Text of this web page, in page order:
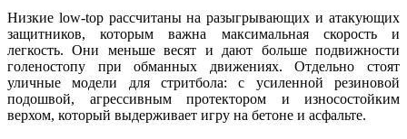
Низкие low-top рассчитаны на разыгрывающих и атакующих
защитников, которым важна максимальная скорость и
легкость. Они меньше весят и дают больше подвижности
голеностопу при обманных движениях. Отдельно стоят
уличные модели для стритбола: с усиленной резиновой
подошвой, агрессивным протектором и износостойким
верхом, который выдерживает игру на бетоне и асфальте.